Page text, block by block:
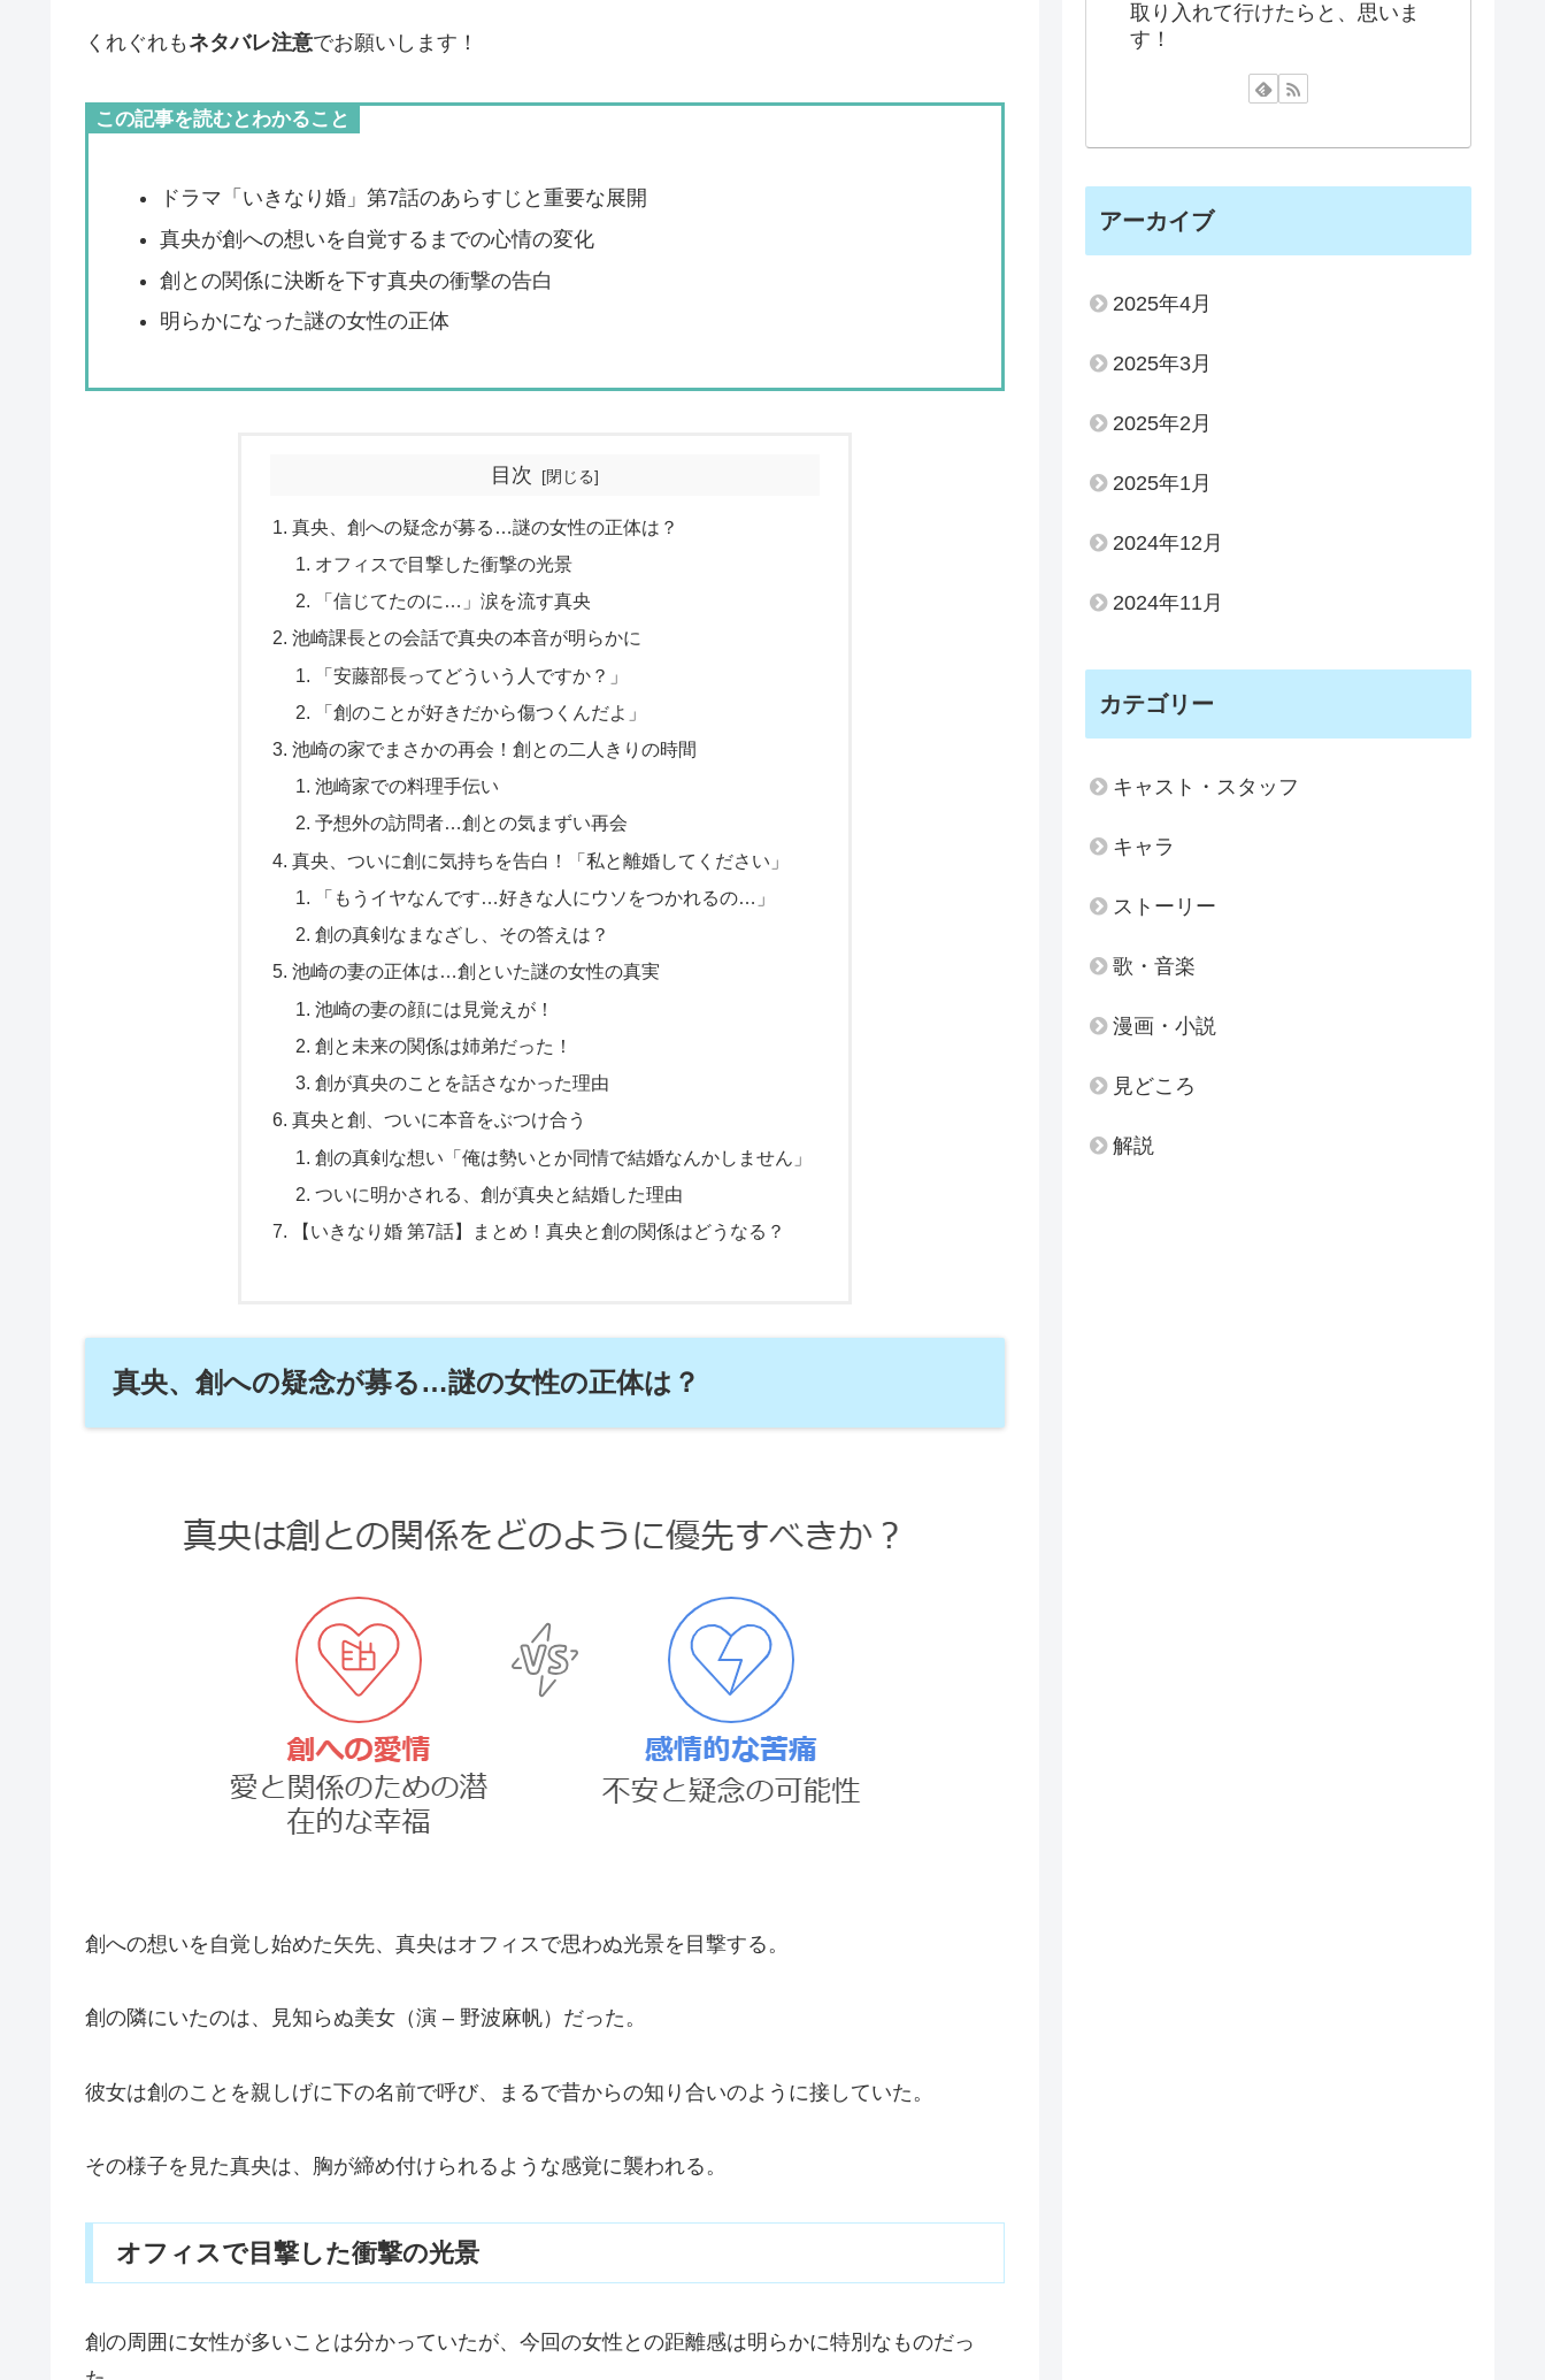
くれぐれも ネタバレ注意でお願いします！
この記事を読むとわかること
ドラマ「いきなり婚」第7話のあらすじと重要な展開
真央が創への想いを自覚するまでの心情の変化
創との関係に決断を下す真央の衝撃の告白
明らかになった謎の女性の正体
目次
真央、創への疑念が募る…謎の女性の正体は？
オフィスで目撃した衝撃の光景
「信じてたのに…」涙を流す真央
池崎課長との会話で真央の本音が明らかに
「安藤部長ってどういう人ですか？」
「創のことが好きだから傷つくんだよ」
池崎の家でまさかの再会！創との二人きりの時間
池崎家での料理手伝い
予想外の訪問者…創との気まずい再会
真央、ついに創に気持ちを告白！「私と離婚してください」
「もうイヤなんです…好きな人にウソをつかれるの…」
創の真剣なまなざし、その答えは？
池崎の妻の正体は…創といた謎の女性の真実
池崎の妻の顔には見覚えが！
創と未来の関係は姉弟だった！
創が真央のことを話さなかった理由
真央と創、ついに本音をぶつけ合う
創の真剣な想い「俺は勢いとか同情で結婚なんかしません」
ついに明かされる、創が真央と結婚した理由
【いきなり婚 第7話】まとめ！真央と創の関係はどうなる？
真央、創への疑念が募る…謎の女性の正体は？
創への想いを自覚し始めた矢先、真央はオフィスで思わぬ光景を目撃する。
創の隣にいたのは、見知らぬ美女（演 – 野波麻帆）だった。
彼女は創のことを親しげに下の名前で呼び、まるで昔からの知り合いのように接していた。
その様子を見た真央は、胸が締め付けられるような感覚に襲われる。
オフィスで目撃した衝撃の光景
創の周囲に女性が多いことは分かっていたが、今回の女性との距離感は明らかに特別なものだっ
取り入れて行けたらと、思いま
す！
アーカイブ
2025年4月
2025年3月
2025年2月
2025年1月
2024年12月
2024年11月
カテゴリー
キャスト・スタッフ
キャラ
ストーリー
歌・音楽
漫画・小説
見どころ
解説